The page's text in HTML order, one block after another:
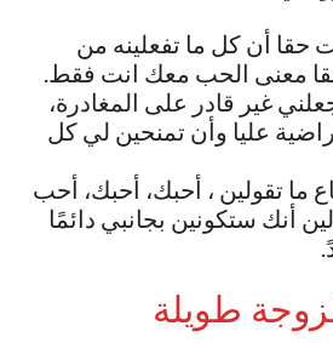
حقا أن كل ما تفعلينه من
معنى الحب معك انت فقط.
غير قادر على المغادرة،
عليا وأن تمنحين لي كل
تقولين ، أحبك، أحبك، أحب
أنك ستكونين بجانبي دائمًا
طويلة